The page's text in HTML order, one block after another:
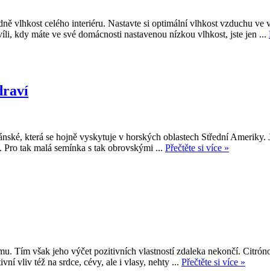
vlhkost celého interiéru. Nastavte si optimální vlhkost vzduchu
kdy máte ve své domácnosti nastavenou nízkou vlhkost, jste jen ...
která se hojně vyskytuje v horských oblastech Střední
tak malá semínka s tak obrovskými ... Přečtěte si více »
Tím však jeho výčet pozitivních vlastností zdaleka nekončí.
vliv též na srdce, cévy, ale i vlasy, nehty ... Přečtěte si více »